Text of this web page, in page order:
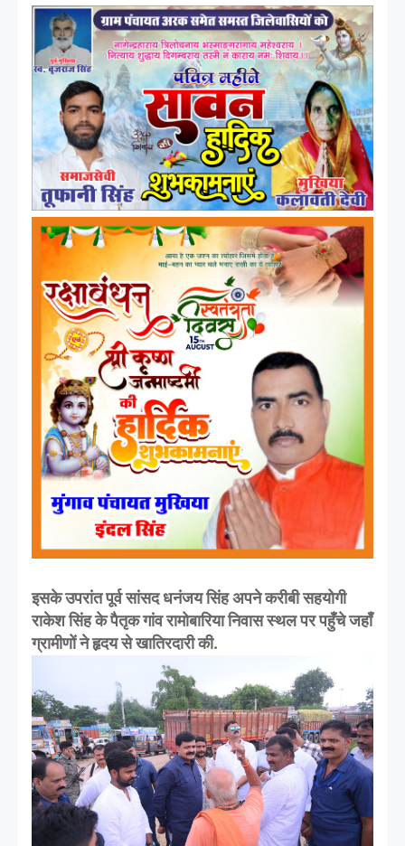
इसके उपरांत पूर्व सांसद धनंजय सिंह अपने करीबी सहयोगी
राकेश सिंह के पैतृक गांव रामोबारिया निवास स्थल पर पहुँचे जहाँ
ग्रामीणों ने हृदय से खातिरदारी की.